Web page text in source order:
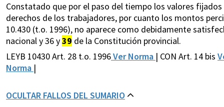
Constatado que por el paso del tiempo los valores
derechos de los trabajadores, por cuanto los montos
10.430 (t.o. 1996), no aparece como debidamente
nacional y 36 y39 de la Constitución provincial.
LEYB 10430 Art. 28 t.o. 1996Ver Norma | CON Art. 14 bis
Norma |
OCULTAR FALLOS DEL SUMARIO